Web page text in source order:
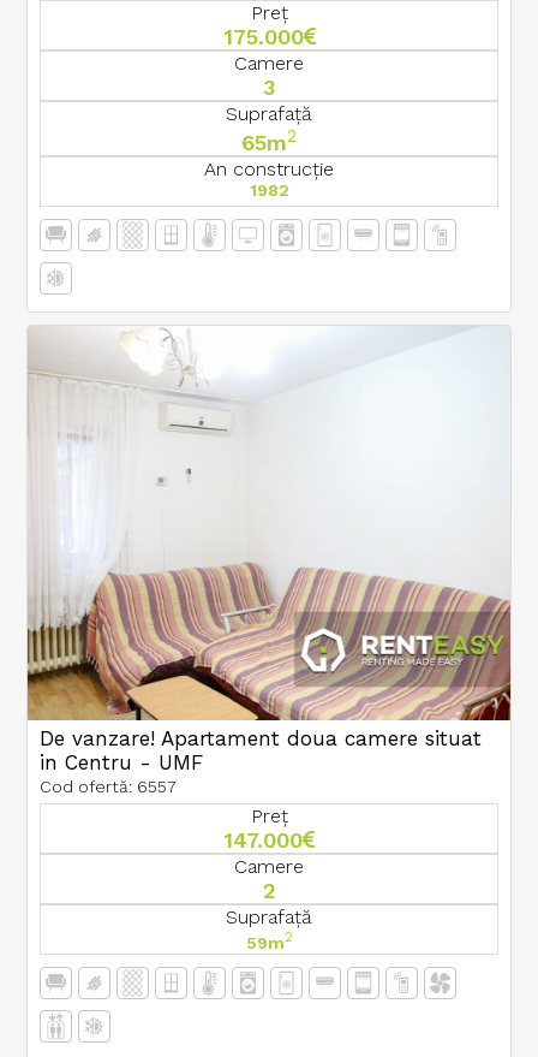
Preț
175.000
Camere
3
Suprafață
65m2
An construcție
1982
De vanzare! Apartament doua camere situat
in Centru - UMF
Cod ofertă: 6557
Preț
147.000
Camere
2
Suprafață
59m2